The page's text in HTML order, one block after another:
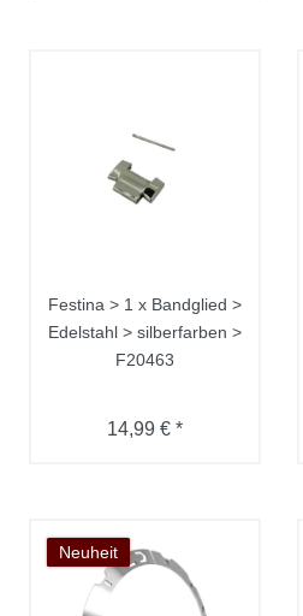
Festina > 1 x Bandglied >
Edelstahl > silberfarben >
F20463
14,99 € *
Neuheit